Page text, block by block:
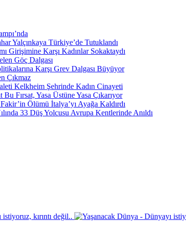
Yalçınkaya Türkiye’de Tutuklandı
Girişimine Karşı Kadınlar Sokaktaydı
Göç Dalgası
Karşı Grev Dalgası Büyüyor
Çıkmaz
Kelkheim Şehrinde Kadın Cinayeti
Bu Fırsat, Yasa Üstüne Yasa Çıkarıyor
Ölümü İtalya’yı Ayağa Kaldırdı
33 Düş Yolcusu Avrupa Kentlerinde Anıldı